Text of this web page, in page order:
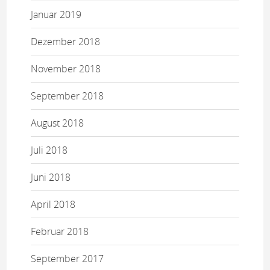
Januar 2019
Dezember 2018
November 2018
September 2018
August 2018
Juli 2018
Juni 2018
April 2018
Februar 2018
September 2017